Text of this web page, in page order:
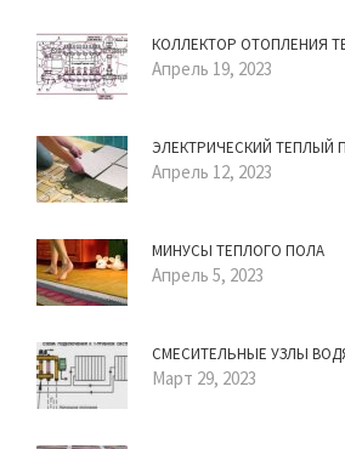
КОЛЛЕКТОР ОТОПЛЕНИЯ
Апрель 19, 2023
ЭЛЕКТРИЧЕСКИЙ ТЕПЛЫЙ
Апрель 12, 2023
МИНУСЫ ТЕПЛОГО ПОЛА
Апрель 5, 2023
СМЕСИТЕЛЬНЫЕ УЗЛЫ
Март 29, 2023